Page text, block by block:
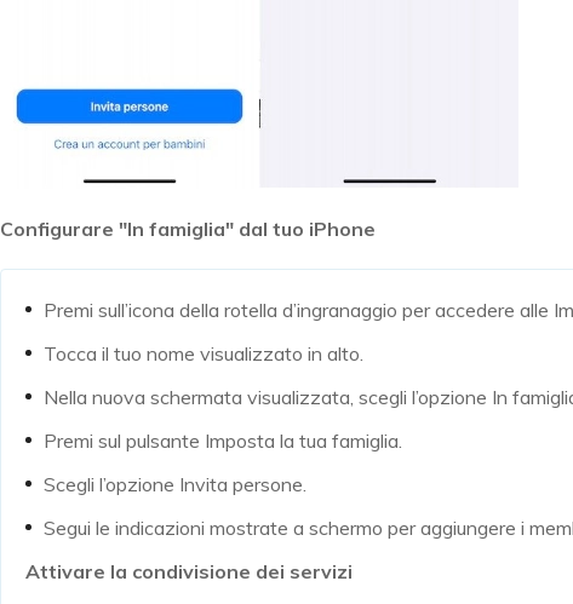
Configurare "In famiglia" dal tuo iPhone
Premi sull’icona della rotella d’ingranaggio per accedere alle
Tocca il tuo nome visualizzato in alto.
Nella nuova schermata visualizzata, scegli l’opzione In
Premi sul pulsante Imposta la tua famiglia.
Scegli l’opzione Invita persone.
Segui le indicazioni mostrate a schermo per aggiungere i
Attivare la condivisione dei servizi